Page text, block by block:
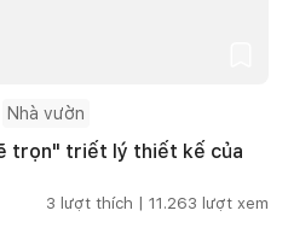
Nhà vườn
trọn" triết lý thiết kế của
3 lượt thích | 11.263 lượt xem